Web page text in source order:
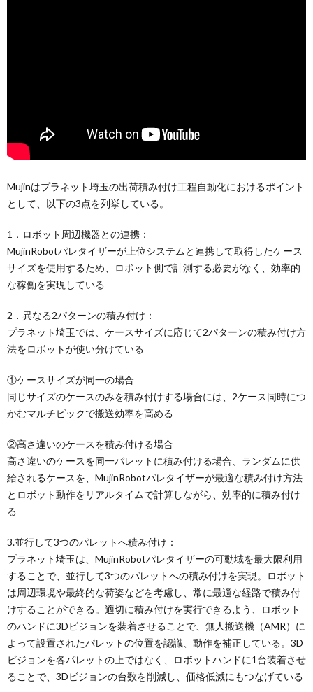
Mujinはプラネット埼玉の出荷積み付け工程自動化におけるポイント
として、以下の3点を列挙している。
1．ロボット周辺機器との連携：
MujinRobotパレタイザーが上位システムと連携して取得したケース
サイズを使用するため、ロボット側で計測する必要がなく、効率的
な稼働を実現している
2．異なる2パターンの積み付け：
プラネット埼玉では、ケースサイズに応じて2パターンの積み付け方
法をロボットが使い分けている
①ケースサイズが同一の場合
同じサイズのケースのみを積み付けする場合には、2ケース同時につ
かむマルチピックで搬送効率を高める
②高さ違いのケースを積み付ける場合
高さ違いのケースを同一パレットに積み付ける場合、ランダムに供
給されるケースを、MujinRobotパレタイザーが最適な積み付け方法
とロボット動作をリアルタイムで計算しながら、効率的に積み付け
る
3.並行して3つのパレットへ積み付け：
プラネット埼玉は、MujinRobotパレタイザーの可動域を最大限利用
することで、並行して3つのパレットへの積み付けを実現。ロボット
は周辺環境や最終的な荷姿などを考慮し、常に最適な経路で積み付
けすることができる。適切に積み付けを実行できるよう、ロボット
のハンドに3Dビジョンを装着させることで、無人搬送機（AMR）に
よって設置されたパレットの位置を認識、動作を補正している。3D
ビジョンを各パレットの上ではなく、ロボットハンドに1台装着させ
ることで、3Dビジョンの台数を削減し、価格低減にもつなげている